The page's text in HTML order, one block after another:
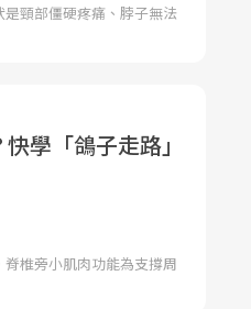
頸部僵硬疼痛、脖子無法
學「鴿子走路」
椎旁小肌肉功能為支撐周